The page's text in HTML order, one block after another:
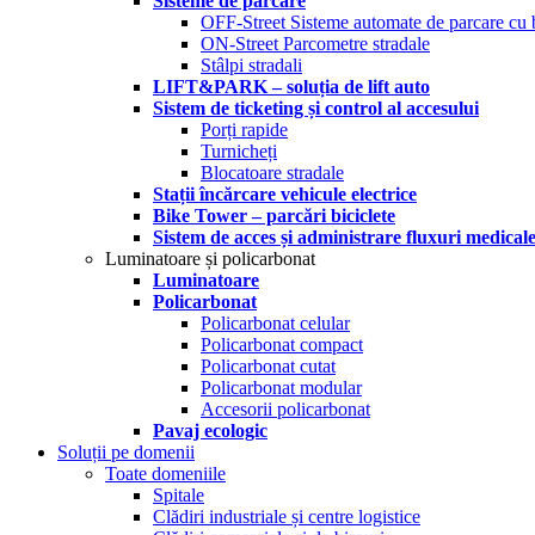
OFF-Street Sisteme automate de parcare cu
ON-Street Parcometre stradale
Stâlpi stradali
LIFT&PARK – soluția de lift auto
Sistem de ticketing și control al accesului
Porți rapide
Turnicheți
Blocatoare stradale
Stații încărcare vehicule electrice
Bike Tower – parcări biciclete
Sistem de acces și administrare fluxuri medicale
Luminatoare și policarbonat
Luminatoare
Policarbonat
Policarbonat celular
Policarbonat compact
Policarbonat cutat
Policarbonat modular
Accesorii policarbonat
Pavaj ecologic
Soluții pe domenii
Toate domeniile
Spitale
Clădiri industriale și centre logistice